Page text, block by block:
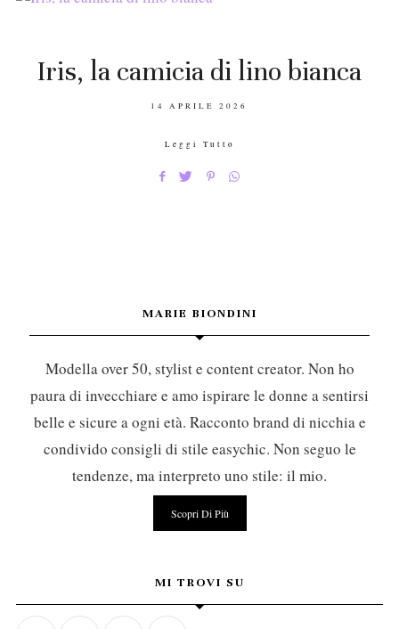
Iris, la camicia di lino bianca
POSTED
14 APRILE 2026
Leggi Tutto
MARIE BIONDINI
Modella over 50, stylist e content creator. Non ho
paura di invecchiare e amo ispirare le donne a sentirsi
belle e sicure a ogni età. Racconto brand di nicchia e
condivido consigli di stile easychic. Non seguo le
tendenze, ma interpreto uno stile: il mio.
Scopri Di Più
MI TROVI SU